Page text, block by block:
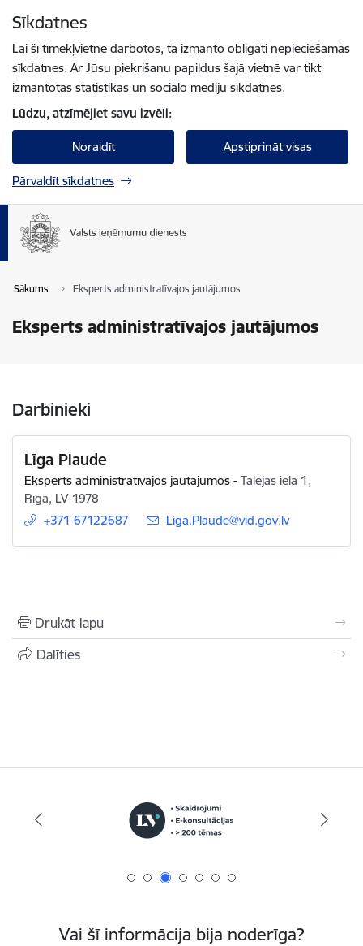
Sīkdatnes
Lai šī tīmekļvietne darbotos, tā izmanto obligāti nepieciešamās
sīkdatnes. Ar Jūsu piekrišanu papildus šajā vietnē var tikt
izmantotas statistikas un sociālo mediju sīkdatnes.
Lūdzu, atzīmējiet savu izvēli:
Noraidīt Apstiprināt visas
Pārvaldīt sīkdatnes
Sākums Eksperts administratīvajos jautājumos
Eksperts administratīvajos jautājumos
Darbinieki
Līga Plaude
Eksperts administratīvajos jautājumos -Talejas iela 1,
Rīga, LV-1978
+371 67122687
E-pasts:
Liga.Plaude@vid.gov.lv
Drukāt lapu
Dalīties
Vai šī informācija bija noderīga?